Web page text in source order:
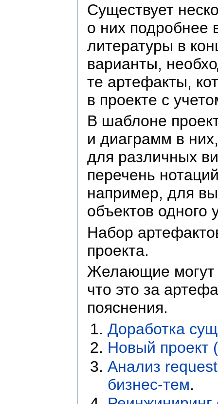
Существует
о них подробнее
литературы в
варианты,
те артефакты,
в проекте с
В шаблоне
и диаграмм в
для различных
перечень
например, для
объектов одного
Набор
проекта.
Желающие могут
что это за
пояснения.
Доработка
Новый проект
Анализ
бизнес-тем.